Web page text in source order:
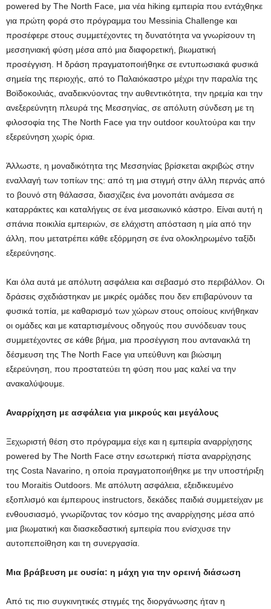
powered by The North Face, μια νέα hiking εμπειρία που εντάχθηκε
για πρώτη φορά στο πρόγραμμα του Messinia Challenge και
προσέφερε στους συμμετέχοντες τη δυνατότητα να γνωρίσουν τη
μεσσηνιακή φύση μέσα από μια διαφορετική, βιωματική
προσέγγιση. Η δράση πραγματοποιήθηκε σε εντυπωσιακά φυσικά
σημεία της περιοχής, από το Παλαιόκαστρο μέχρι την παραλία της
Βοϊδοκοιλιάς, αναδεικνύοντας την αυθεντικότητα, την ηρεμία και την
ανεξερεύνητη πλευρά της Μεσσηνίας, σε απόλυτη σύνδεση με τη
φιλοσοφία της The North Face για την outdoor κουλτούρα και την
εξερεύνηση χωρίς όρια.
Άλλωστε, η μοναδικότητα της Μεσσηνίας βρίσκεται ακριβώς στην
εναλλαγή των τοπίων της: από τη μια στιγμή στην άλλη περνάς από
το βουνό στη θάλασσα, διασχίζεις ένα μονοπάτι ανάμεσα σε
καταρράκτες και καταλήγεις σε ένα μεσαιωνικό κάστρο. Είναι αυτή η
σπάνια ποικιλία εμπειριών, σε ελάχιστη απόσταση η μία από την
άλλη, που μετατρέπει κάθε εξόρμηση σε ένα ολοκληρωμένο ταξίδι
εξερεύνησης.
Και όλα αυτά με απόλυτη ασφάλεια και σεβασμό στο περιβάλλον. Οι
δράσεις σχεδιάστηκαν με μικρές ομάδες που δεν επιβαρύνουν τα
φυσικά τοπία, με καθαρισμό των χώρων στους οποίους κινήθηκαν
οι ομάδες και με καταρτισμένους οδηγούς που συνόδευαν τους
συμμετέχοντες σε κάθε βήμα, μια προσέγγιση που αντανακλά τη
δέσμευση της The North Face για υπεύθυνη και βιώσιμη
εξερεύνηση, που προστατεύει τη φύση που μας καλεί να την
ανακαλύψουμε.
Αναρρίχηση με ασφάλεια για μικρούς και μεγάλους
Ξεχωριστή θέση στο πρόγραμμα είχε και η εμπειρία αναρρίχησης
powered by The North Face στην εσωτερική πίστα αναρρίχησης
της Costa Navarino, η οποία πραγματοποιήθηκε με την υποστήριξη
του Moraitis Outdoors. Με απόλυτη ασφάλεια, εξειδικευμένο
εξοπλισμό και έμπειρους instructors, δεκάδες παιδιά συμμετείχαν με
ενθουσιασμό, γνωρίζοντας τον κόσμο της αναρρίχησης μέσα από
μια βιωματική και διασκεδαστική εμπειρία που ενίσχυσε την
αυτοπεποίθηση και τη συνεργασία.
Μια βράβευση με ουσία: η μάχη για την ορεινή διάσωση
Από τις πιο συγκινητικές στιγμές της διοργάνωσης ήταν η